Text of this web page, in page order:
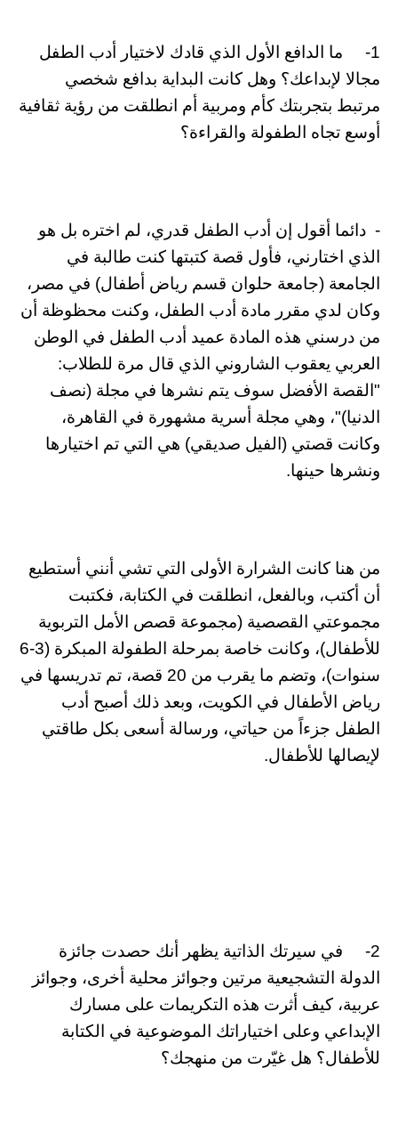
1- ما الدافع الأول الذي قادك لاختيار أدب الطفل
مجالا لإبداعك؟ وهل كانت البداية بدافع شخصي
مرتبط بتجربتك كأم ومربية أم انطلقت من رؤية ثقافية
أوسع تجاه الطفولة والقراءة؟
- دائما أقول إن أدب الطفل قدري، لم اختره بل هو
الذي اختارني، فأول قصة كتبتها كنت طالبة في
الجامعة (جامعة حلوان قسم رياض أطفال) في مصر،
وكان لدي مقرر مادة أدب الطفل، وكنت محظوظة أن
من درسني هذه المادة عميد أدب الطفل في الوطن
العربي يعقوب الشاروني الذي قال مرة للطلاب:
"القصة الأفضل سوف يتم نشرها في مجلة (نصف
الدنيا)"، وهي مجلة أسرية مشهورة في القاهرة،
وكانت قصتي (الفيل صديقي) هي التي تم اختيارها
ونشرها حينها.
من هنا كانت الشرارة الأولى التي تشي أنني أستطيع
أن أكتب، وبالفعل، انطلقت في الكتابة، فكتبت
مجموعتي القصصية (مجموعة قصص الأمل التربوية
للأطفال)، وكانت خاصة بمرحلة الطفولة المبكرة (3-6
سنوات)، وتضم ما يقرب من 20 قصة، تم تدريسها في
رياض الأطفال في الكويت، وبعد ذلك أصبح أدب
الطفل جزءاً من حياتي، ورسالة أسعى بكل طاقتي
لإيصالها للأطفال.
2- في سيرتك الذاتية يظهر أنك حصدت جائزة
الدولة التشجيعية مرتين وجوائز محلية أخرى، وجوائز
عربية، كيف أثرت هذه التكريمات على مسارك
الإبداعي وعلى اختياراتك الموضوعية في الكتابة
للأطفال؟ هل غيّرت من منهجك؟